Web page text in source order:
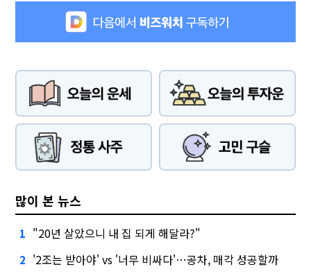
많이 본 뉴스
1 "20년 살았으니 내 집 되게 해달라?"
2 '2조는 받아야' vs '너무 비싸다'…공차, 매각 성공할까